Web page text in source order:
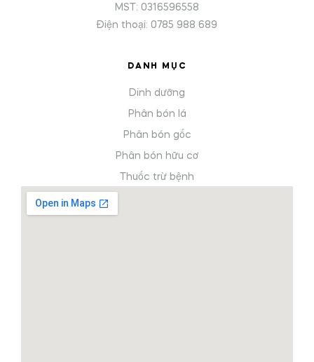
MST: 0316596558
Điện thoại: 0785 988 689
DANH MỤC
Dinh dưỡng
Phân bón lá
Phân bón gốc
Phân bón hữu cơ
Thuốc trừ bệnh